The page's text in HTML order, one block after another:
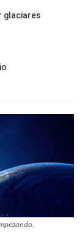
glaciares